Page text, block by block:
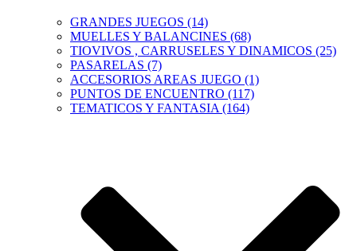
GRANDES JUEGOS (14)
MUELLES Y BALANCINES (68)
TIOVIVOS , CARRUSELES Y DINAMICOS (25)
PASARELAS (7)
ACCESORIOS AREAS JUEGO (1)
PUNTOS DE ENCUENTRO (117)
TEMATICOS Y FANTASIA (164)